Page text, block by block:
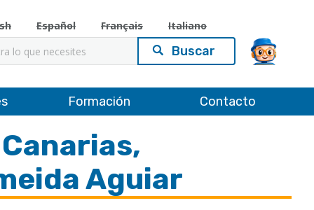
Español Français
Italiano
Formación Contacto
Aguiar